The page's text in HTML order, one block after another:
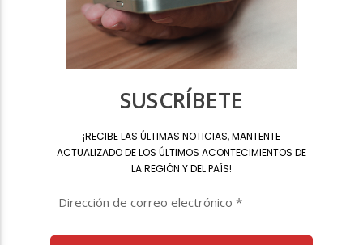
SUSCRÍBETE
¡RECIBE LAS ÚLTIMAS NOTICIAS, MANTENTE
ACTUALIZADO DE LOS ÚLTIMOS ACONTECIMIENTOS DE
LA REGIÓN Y DEL PAÍS!